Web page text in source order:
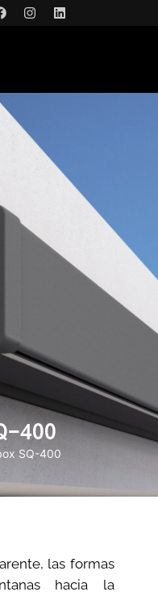
400
SQ-400
las formas
hacia la